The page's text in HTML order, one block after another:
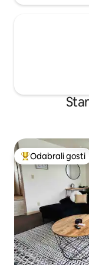
Među najviše
Odabrali gosti